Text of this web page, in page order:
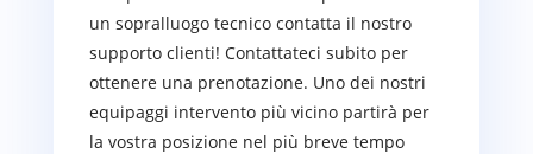
un sopralluogo tecnico contatta il nostro
supporto clienti! Contattateci subito per
ottenere una prenotazione. Uno dei nostri
equipaggi intervento più vicino partirà per
la vostra posizione nel più breve tempo